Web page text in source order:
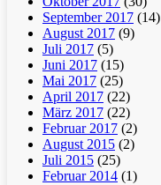
September 2017 (14)
August 2017 (9)
Juli 2017 (5)
Juni 2017 (15)
Mai 2017 (25)
April 2017 (22)
März 2017 (22)
Februar 2017 (2)
August 2015 (2)
Juli 2015 (25)
Februar 2014 (1)